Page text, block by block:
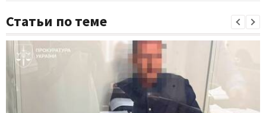
Статьи по теме